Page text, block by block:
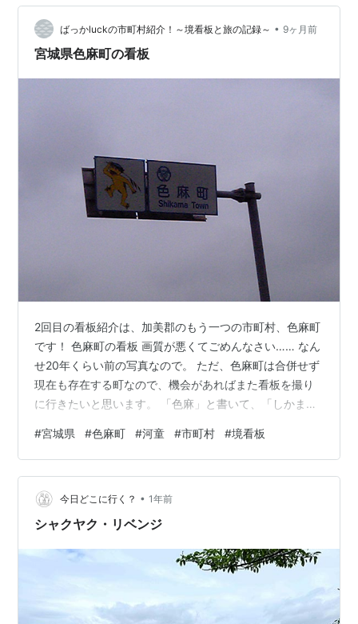
ばっかluckの市町村紹介！～境看板と旅の記録～ • 9ヶ月前
宮城県色麻町の看板
2回目の看板紹介は、加美郡のもう一つの市町村、色麻町
です！ 色麻町の看板 画質が悪くてごめんなさい…… なん
せ20年くらい前の写真なので。 ただ、色麻町は合併せず
現在も存在する町なので、機会があればまた看板を撮り
に行きたいと思います。 「色麻」と書いて、「しかま」
看板の絵柄は河童！しかもなぜか黄色！ 前に地元の人か
ら聞いたことがあるのですが、この地域にいる河童は黄
色いらしいです。 えっ、そもそも河童なんて存在しない
って？それは… いるんですよ。きっと。色麻町には、い
るんです！ ちなみにこの看板に描かれている河童のキャ
#宮城県 #色麻町 #河童 #市町村 #境看板
今日どこに行く？ • 1年前
シャクヤク・リベンジ